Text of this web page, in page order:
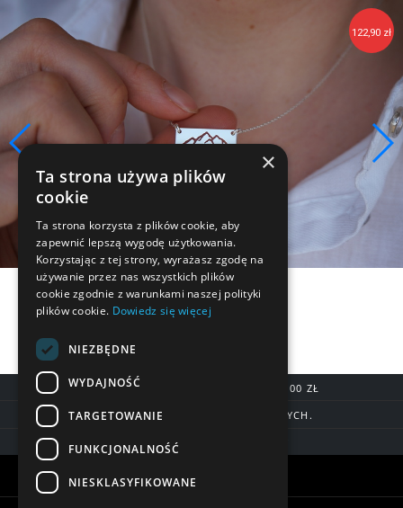
122,90 zł
DARMOWA DOSTAWA OD 200,00 ZŁ
DOSTAWA DO 7 DNI ROBOCZYCH.
BLIK, SZYBKIE PRZELEWY
Warunki zakupów
×
Ta strona używa plików
cookie
Ta strona korzysta z plików cookie, aby
zapewnić lepszą wygodę użytkowania.
Korzystając z tej strony, wyrażasz zgodę na
używanie przez nas wszystkich plików
cookie zgodnie z warunkami naszej polityki
plików cookie. Dowiedz się więcej
NIEZBĘDNE
WYDAJNOŚĆ
TARGETOWANIE
FUNKCJONALNOŚĆ
NIESKLASYFIKOWANE